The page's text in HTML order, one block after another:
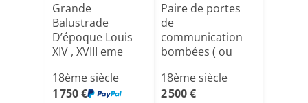
Grande
Balustrade
D’époque Louis
XIV , XVIII eme
18ème siècle
1 750 €
Paire de portes
de
communication
bombées ( ou
l[...]
18ème siècle
2 500 €